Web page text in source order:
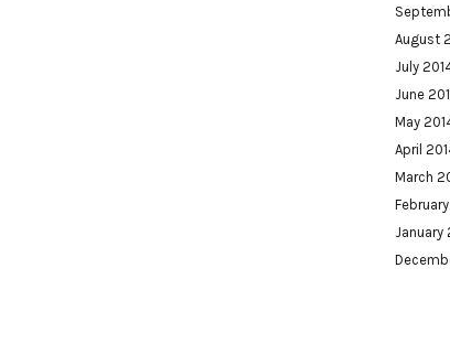
August
July
June
May
April
March
January